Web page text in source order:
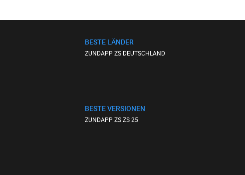
BESTE LÄNDER
ZUNDAPP ZS DEUTSCHLAND
BESTE VERSIONEN
ZUNDAPP ZS ZS 25